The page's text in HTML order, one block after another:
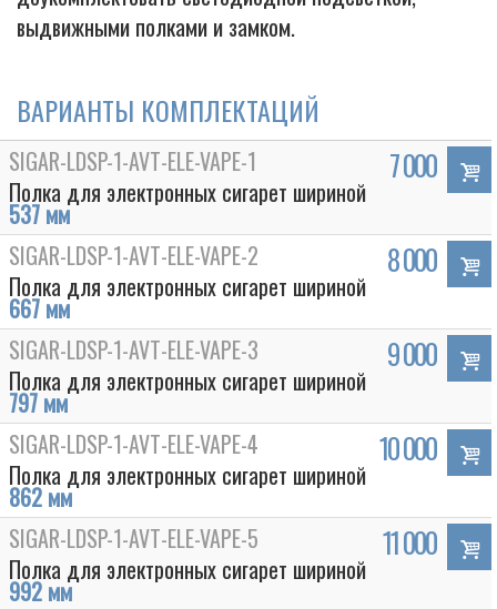
выдвижными полками и замком.
ВАРИАНТЫ КОМПЛЕКТАЦИЙ
SIGAR-LDSP-1-AVT-ELE-VAPE-1
Полка для электронных сигарет шириной
537 мм
7 000
SIGAR-LDSP-1-AVT-ELE-VAPE-2
Полка для электронных сигарет шириной
667 мм
8 000
SIGAR-LDSP-1-AVT-ELE-VAPE-3
Полка для электронных сигарет шириной
797 мм
9 000
SIGAR-LDSP-1-AVT-ELE-VAPE-4
Полка для электронных сигарет шириной
862 мм
10 000
SIGAR-LDSP-1-AVT-ELE-VAPE-5
Полка для электронных сигарет шириной
992 мм
11 000